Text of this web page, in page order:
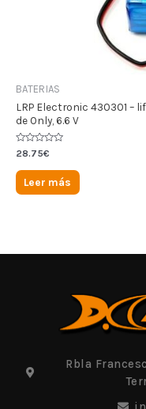
BATERIAS
LRP Electronic 430301 –
de Only, 6.6 V
Valorado
en
0
de
28.75€
Leer más
Rbla